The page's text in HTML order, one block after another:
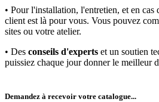
• Pour l'installation, l'entretien, et en cas
client est là pour vous. Vous pouvez
sites ou votre atelier.
• Des conseils d'experts et un soutien
puissiez chaque jour donner le meilleur
Demandez à recevoir votre catalogue...